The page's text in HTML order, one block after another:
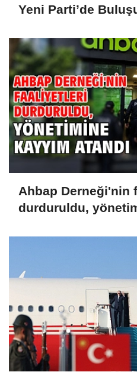
Yeni Parti’de
Ahbap Derneği'nin
durduruldu,